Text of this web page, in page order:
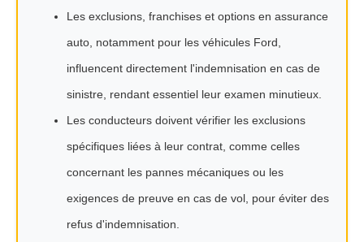
Les exclusions, franchises et options en assurance
auto, notamment pour les véhicules Ford,
influencent directement l'indemnisation en cas de
sinistre, rendant essentiel leur examen minutieux.
Les conducteurs doivent vérifier les exclusions
spécifiques liées à leur contrat, comme celles
concernant les pannes mécaniques ou les
exigences de preuve en cas de vol, pour éviter des
refus d'indemnisation.